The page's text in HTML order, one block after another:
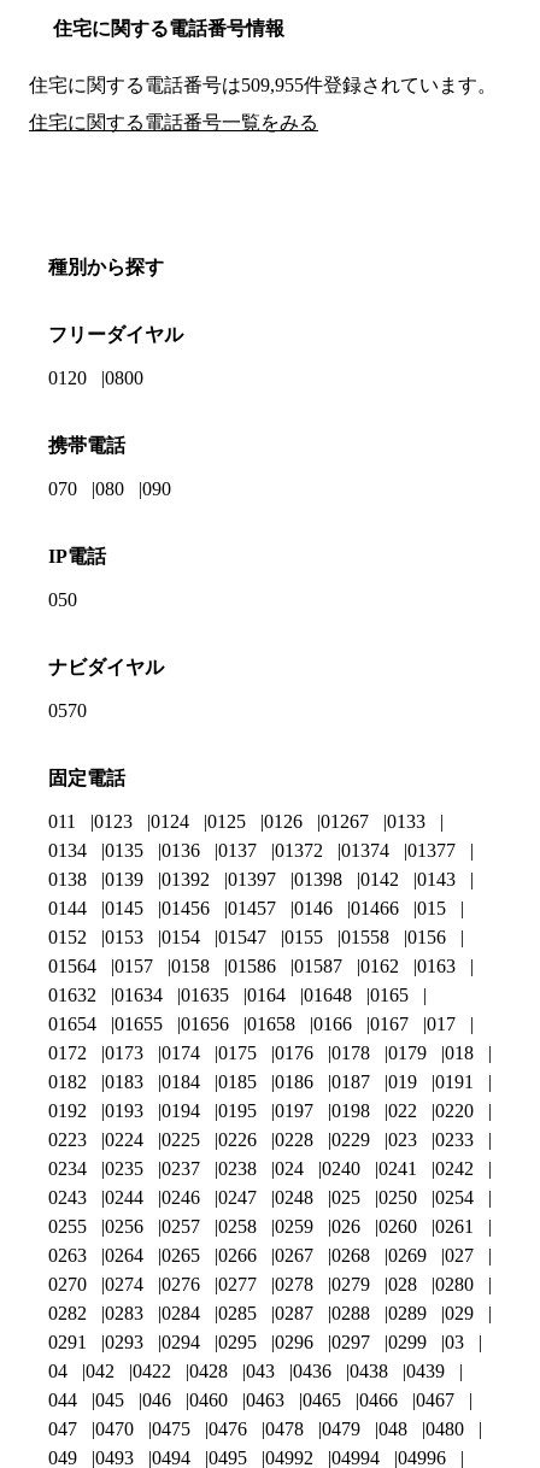
住宅に関する電話番号情報
住宅に関する電話番号は509,955件登録されています。
住宅に関する電話番号一覧をみる
種別から探す
フリーダイヤル
0120 0800
携帯電話
070 080 090
IP電話
050
ナビダイヤル
0570
固定電話
011 0123 0124 0125 0126 01267
0133
0134
0135 0136 0137 01372 01374
01377
0138
0139 01392 01397 01398 0142
0143
0144
0145 01456 01457 0146 01466
015
0152
0153 0154 01547 0155 01558
0156
01564
0157 0158 01586 01587 0162
0163
01632
01634 01635 0164 01648
0165
01654
01655 01656 01658 0166 0167
017
0172
0173 0174 0175 0176 0178 0179
018
0182
0183 0184 0185 0186 0187 019
0191
0192
0193 0194 0195 0197 0198 022
0220
0223
0224 0225 0226 0228 0229 023
0233
0234
0235 0237 0238 024 0240 0241
0242
0243
0244 0246 0247 0248 025 0250
0254
0255
0256 0257 0258 0259 026 0260
0261
0263
0264 0265 0266 0267 0268 0269
027
0270
0274 0276 0277 0278 0279 028
0280
0282
0283 0284 0285 0287 0288 0289
029
0291
0293 0294 0295 0296 0297 0299
03
04
042 0422 0428 043 0436 0438
0439
044
045 046 0460 0463 0465 0466
0467
047
0470 0475 0476 0478 0479 048
0480
049
0493 0494 0495 04992 04994 04996